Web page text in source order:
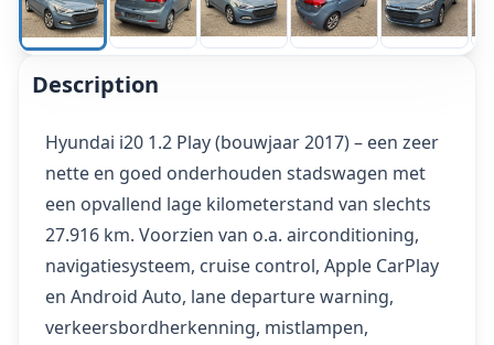
Description
Hyundai i20 1.2 Play (bouwjaar 2017) – een zeer
nette en goed onderhouden stadswagen met
een opvallend lage kilometerstand van slechts
27.916 km. Voorzien van o.a. airconditioning,
navigatiesysteem, cruise control, Apple CarPlay
en Android Auto, lane departure warning,
verkeersbordherkenning, mistlampen,